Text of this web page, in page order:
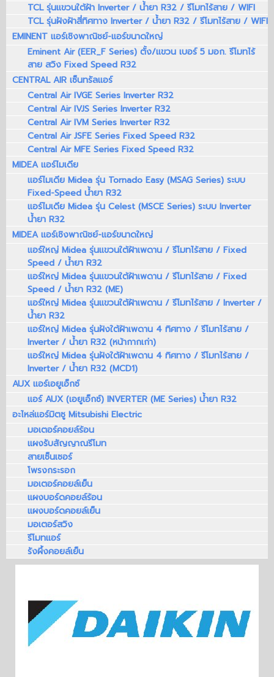
TCL รุ่นแขวนใต้ฝ้า Inverter / น้ำยา R32 / รีโมทไร้สาย / WIFI
TCL รุ่นฝังฝ้าสี่ทิศทาง Inverter / น้ำยา R32 / รีโมทไร้สาย / WIFI
EMINENT แอร์เชิงพาณิชย์-แอร์ขนาดใหญ่
Eminent Air (EER_F Series) ตั้ง/แขวน เบอร์ 5 มอก. รีโมทไร้
สาย สวิง Fixed Speed R32
CENTRAL AIR เซ็นทรัลแอร์
Central Air IVGE Series Inverter R32
Central Air IVJS Series Inverter R32
Central Air IVM Series Inverter R32
Central Air JSFE Series Fixed Speed R32
Central Air MFE Series Fixed Speed R32
MIDEA แอร์ไมเดีย
แอร์ไมเดีย Midea รุ่น Tornado Easy (MSAG Series) ระบบ
Fixed-Speed น้ำยา R32
แอร์ไมเดีย Midea รุ่น Celest (MSCE Series) ระบบ Inverter
น้ำยา R32
MIDEA แอร์เชิงพาณิชย์-แอร์ขนาดใหญ่
แอร์ใหญ่ Midea รุ่นแขวนใต้ฝ้าเพดาน / รีโมทไร้สาย / Fixed
Speed / น้ำยา R32
แอร์ใหญ่ Midea รุ่นแขวนใต้ฝ้าเพดาน / รีโมทไร้สาย / Fixed
Speed / น้ำยา R32 (ME)
แอร์ใหญ่ Midea รุ่นแขวนใต้ฝ้าเพดาน / รีโมทไร้สาย / Inverter /
น้ำยา R32
แอร์ใหญ่ Midea รุ่นฝังใต้ฝ้าเพดาน 4 ทิศทาง / รีโมทไร้สาย /
Inverter / น้ำยา R32 (หน้ากากเก่า)
แอร์ใหญ่ Midea รุ่นฝังใต้ฝ้าเพดาน 4 ทิศทาง / รีโมทไร้สาย /
Inverter / น้ำยา R32 (MCD1)
AUX แอร์เอยูเอ็กซ์
แอร์ AUX (เอยูเอ็กซ์) INVERTER (ME Series) น้ำยา R32
อะไหล่แอร์มิตซู Mitsubishi Electric
มอเตอร์คอยล์ร้อน
แผงรับสัญญาณรีโมท
สายเซ็นเซอร์
โพรงกระรอก
มอเตอร์คอยล์เย็น
แผงบอร์ดคอยล์ร้อน
แผงบอร์ดคอยล์เย็น
มอเตอร์สวิง
รีโมทแอร์
รังผึ้งคอยล์เย็น